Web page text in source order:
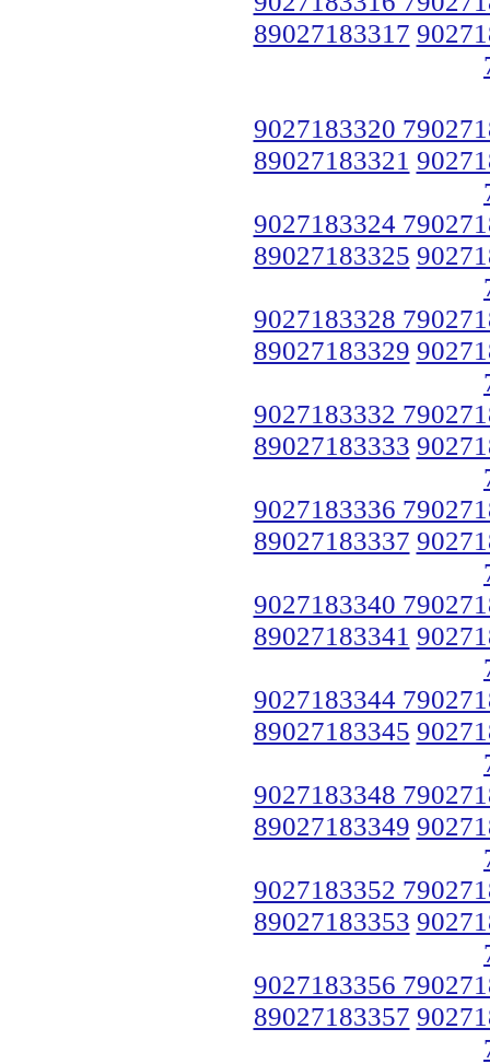
89027183317
9027183320
89027183321
9027183324
89027183325
9027183328
89027183329
9027183332
89027183333
9027183336
89027183337
9027183340
89027183341
9027183344
89027183345
9027183348
89027183349
9027183352
89027183353
9027183356
89027183357